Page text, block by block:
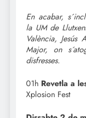
En acabar,
la UM de
València, Jesús
Major, on
disfresses.
01h Revetla a
Xplosion Fest